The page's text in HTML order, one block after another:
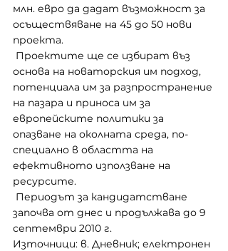
млн. евро да дадат възможност за
осъществяване на 45 до 50 нови
проекта.
основа на новаторския им подход,
потенциала им за разпространение
на пазара и приноса им за
европейските политики за
опазване на околната среда, по-
специално в областта на
ефективното използване на
ресурсите.
започва от днес и продължава до 9
септември 2010 г.
Източници: в. Дневник; електронен